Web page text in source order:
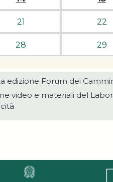
21 22
28 29
edizione Forum dei
video e materiali del